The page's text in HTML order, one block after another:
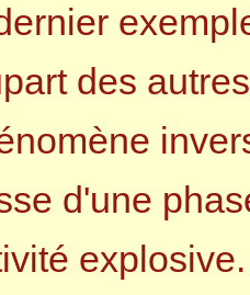
des
d'une